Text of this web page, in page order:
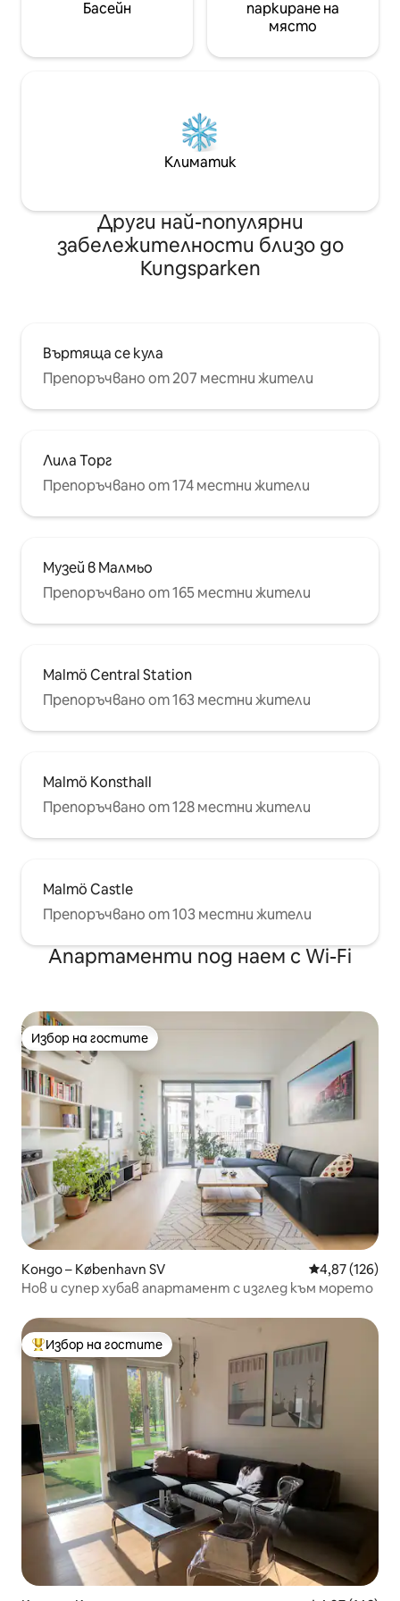
Басейн
паркиране на
място
Климатик
Други най-популярни
забележителности близо до
Kungsparken
Въртяща се кула
Препоръчвано от 207 местни жители
Лила Торг
Препоръчвано от 174 местни жители
Музей в Малмьо
Препоръчвано от 165 местни жители
Malmö Central Station
Препоръчвано от 163 местни жители
Malmö Konsthall
Препоръчвано от 128 местни жители
Malmö Castle
Препоръчвано от 103 местни жители
Апартаменти под наем с Wi-Fi
Избор на гостите
Избор на гостите
Кондо – København SV Средна
4,87 (126)
Нов и супер хубав апартамент с изглед към морето
Най-популярен избор на гостите
Избор на гостите